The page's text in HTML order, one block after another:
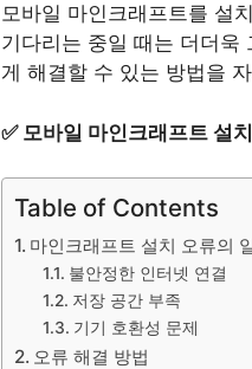
모바일 마인크래프트를 설
기다리는 중일 때는 더더욱
게 해결할 수 있는 방법을
✅ 모바일 마인크래프트 설
Table of Contents
마인크래프트 설치 오류의
불안정한 인터넷 연결
저장 공간 부족
기기 호환성 문제
오류 해결 방법